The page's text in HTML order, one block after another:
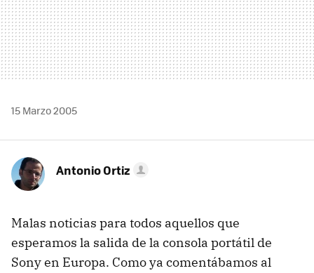
15 Marzo 2005
Antonio Ortiz
Malas noticias para todos aquellos que
esperamos la salida de la consola portátil de
Sony en Europa. Como ya comentábamos al